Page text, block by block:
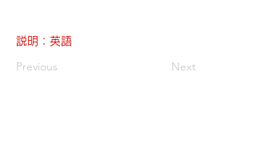
説明：英語
Previous Next